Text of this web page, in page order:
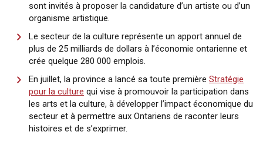
sont invités à proposer la candidature d’un artiste ou d’un
organisme artistique.
Le secteur de la culture représente un apport annuel de
plus de 25 milliards de dollars à l’économie ontarienne et
crée quelque 280 000 emplois.
En juillet, la province a lancé sa toute première Stratégie
pour la culture qui vise à promouvoir la participation dans
les arts et la culture, à développer l’impact économique du
secteur et à permettre aux Ontariens de raconter leurs
histoires et de s’exprimer.